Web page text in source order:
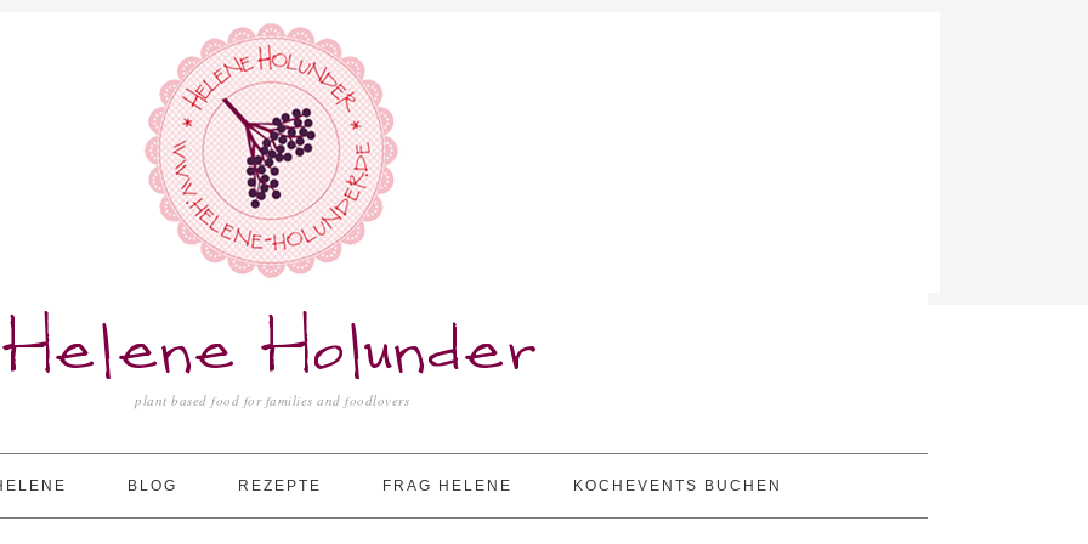
Helene Holunder
plant based food for families and foodlovers
BLOG REZEPTE FRAG HELENE KOCHEVENTS BUCHEN